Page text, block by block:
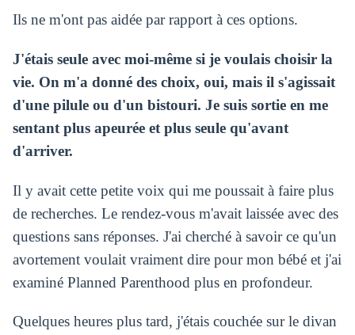
Ils ne m'ont pas aidée par rapport à ces options.
J'étais seule avec moi-même si je voulais choisir la
vie. On m'a donné des choix, oui, mais il s'agissait
d'une pilule ou d'un bistouri. Je suis sortie en me
sentant plus apeurée et plus seule qu'avant
d'arriver.
Il y avait cette petite voix qui me poussait à faire plus
de recherches. Le rendez-vous m'avait laissée avec des
questions sans réponses. J'ai cherché à savoir ce qu'un
avortement voulait vraiment dire pour mon bébé et j'ai
examiné Planned Parenthood plus en profondeur.
Quelques heures plus tard, j'étais couchée sur le divan